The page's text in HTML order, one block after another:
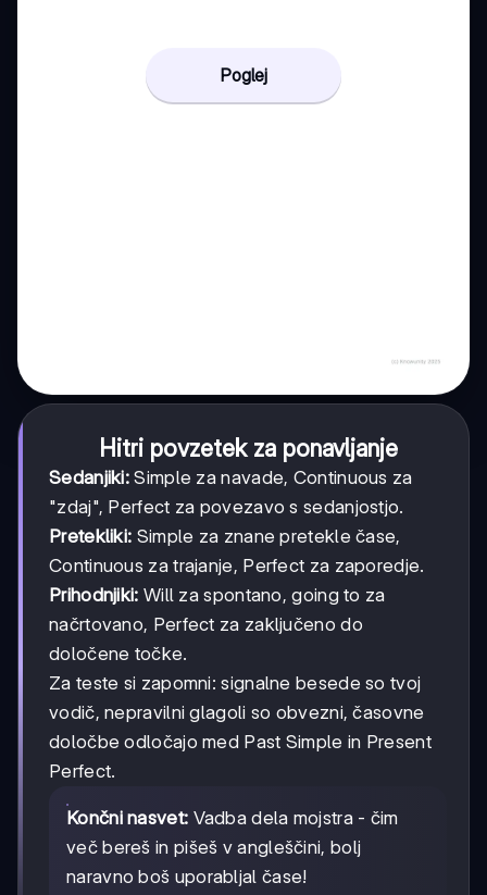
Poglej
Hitri povzetek za ponavljanje
Sedanjiki: Simple za navade, Continuous za
"zdaj", Perfect za povezavo s sedanjostjo.
Pretekliki: Simple za znane pretekle čase,
Continuous za trajanje, Perfect za zaporedje.
Prihodnjiki: Will za spontano, going to za
načrtovano, Perfect za zaključeno do
določene točke.
Za teste si zapomni: signalne besede so tvoj
vodič, nepravilni glagoli so obvezni, časovne
določbe odločajo med Past Simple in Present
Perfect.
Končni nasvet: Vadba dela mojstra - čim
več bereš in pišeš v angleščini, bolj
naravno boš uporabljal čase!